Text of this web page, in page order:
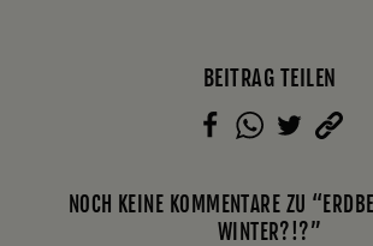
BEITRAG TEILEN
NOCH KEINE KOMMENTARE ZU
WINTER?!?”